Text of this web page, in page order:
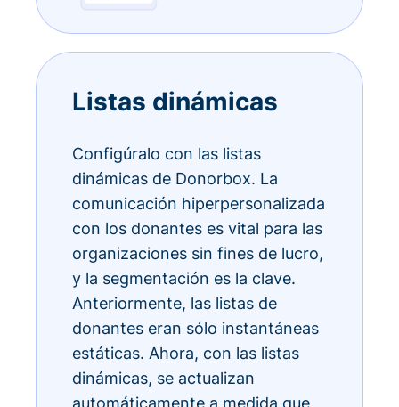
Listas dinámicas
Configúralo con las listas
dinámicas de Donorbox. La
comunicación hiperpersonalizada
con los donantes es vital para las
organizaciones sin fines de lucro,
y la segmentación es la clave.
Anteriormente, las listas de
donantes eran sólo instantáneas
estáticas. Ahora, con las listas
dinámicas, se actualizan
automáticamente a medida que